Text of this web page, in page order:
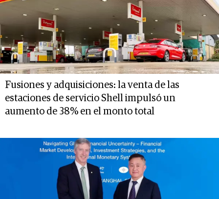
Fusiones y adquisiciones: la venta de las
estaciones de servicio Shell impulsó un
aumento de 38% en el monto total